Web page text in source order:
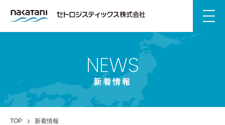
NEWS
新着情報
TOP 新着情報